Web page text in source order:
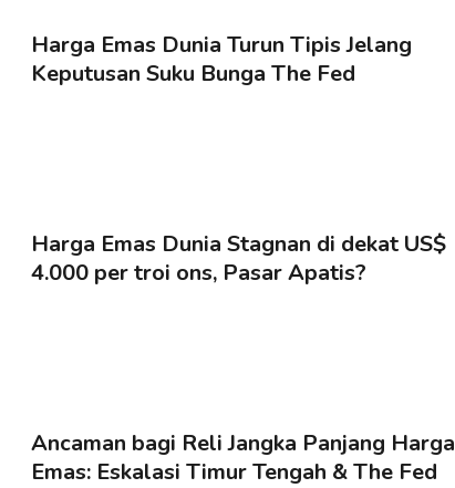
Harga Emas Dunia Turun Tipis Jelang
Keputusan Suku Bunga The Fed
Harga Emas Dunia Stagnan di dekat US$
4.000 per troi ons, Pasar Apatis?
Ancaman bagi Reli Jangka Panjang Harga
Emas: Eskalasi Timur Tengah & The Fed